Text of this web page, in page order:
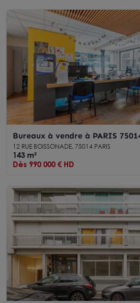
vente à Paris, sur un secteur
Bureaux à vendre à PARIS
12 RUE BOISSONADE, 75014 PARIS
143 m²
Dès 990 000 € HD